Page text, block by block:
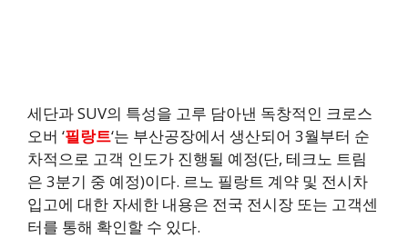
세단과 SUV의 특성을 고루 담아낸 독창적인 크로스
오버 ‘필랑트‘는 부산공장에서 생산되어 3월부터 순
차적으로 고객 인도가 진행될 예정(단, 테크노 트림
은 3분기 중 예정)이다. 르노 필랑트 계약 및 전시차
입고에 대한 자세한 내용은 전국 전시장 또는 고객센
터를 통해 확인할 수 있다.